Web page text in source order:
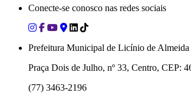
Conecte-se conosco nas redes sociais
Prefeitura Municipal de Licínio de Almeida
Praça Dois de Julho, nº 33, Centro, CEP:
(77) 3463-2196